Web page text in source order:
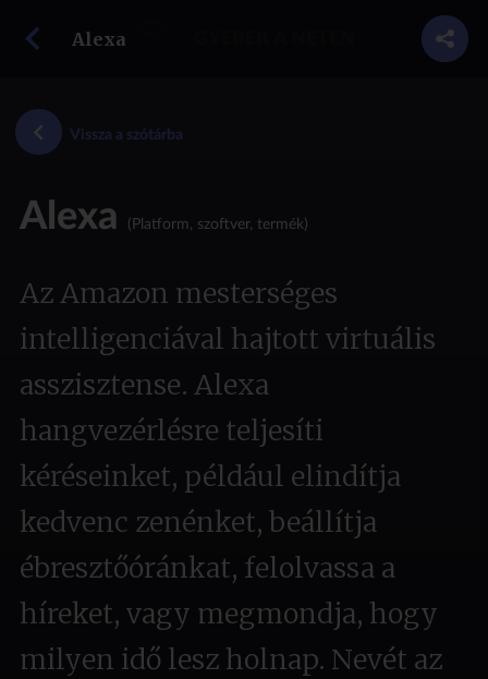
Alexa
Vissza a szótárba
Alexa (Platform, szoftver, termék)
Az Amazon mesterséges
intelligenciával hajtott virtuális
asszisztense. Alexa
hangvezérlésre teljesíti
kéréseinket, például elindítja
kedvenc zenénket, beállítja
ébresztőóránkat, felolvassa a
híreket, vagy megmondja, hogy
milyen idő lesz holnap. Nevét az